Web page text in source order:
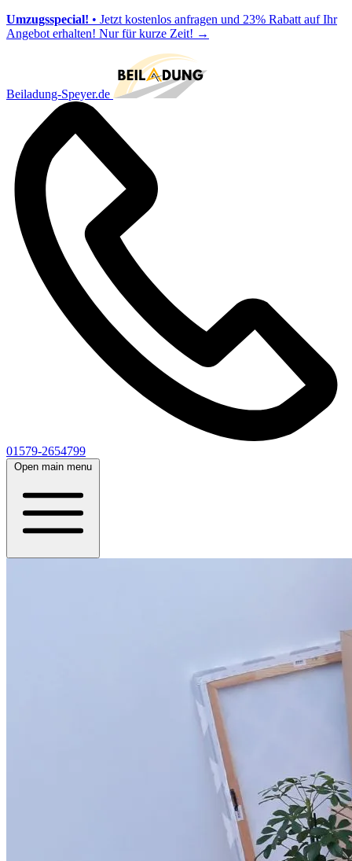
Umzugsspecial! • Jetzt kostenlos anfragen und 23% Rabatt auf Ihr
Angebot erhalten! Nur für kurze Zeit! →
Beiladung-Speyer.de
01579-2654799
Open main menu